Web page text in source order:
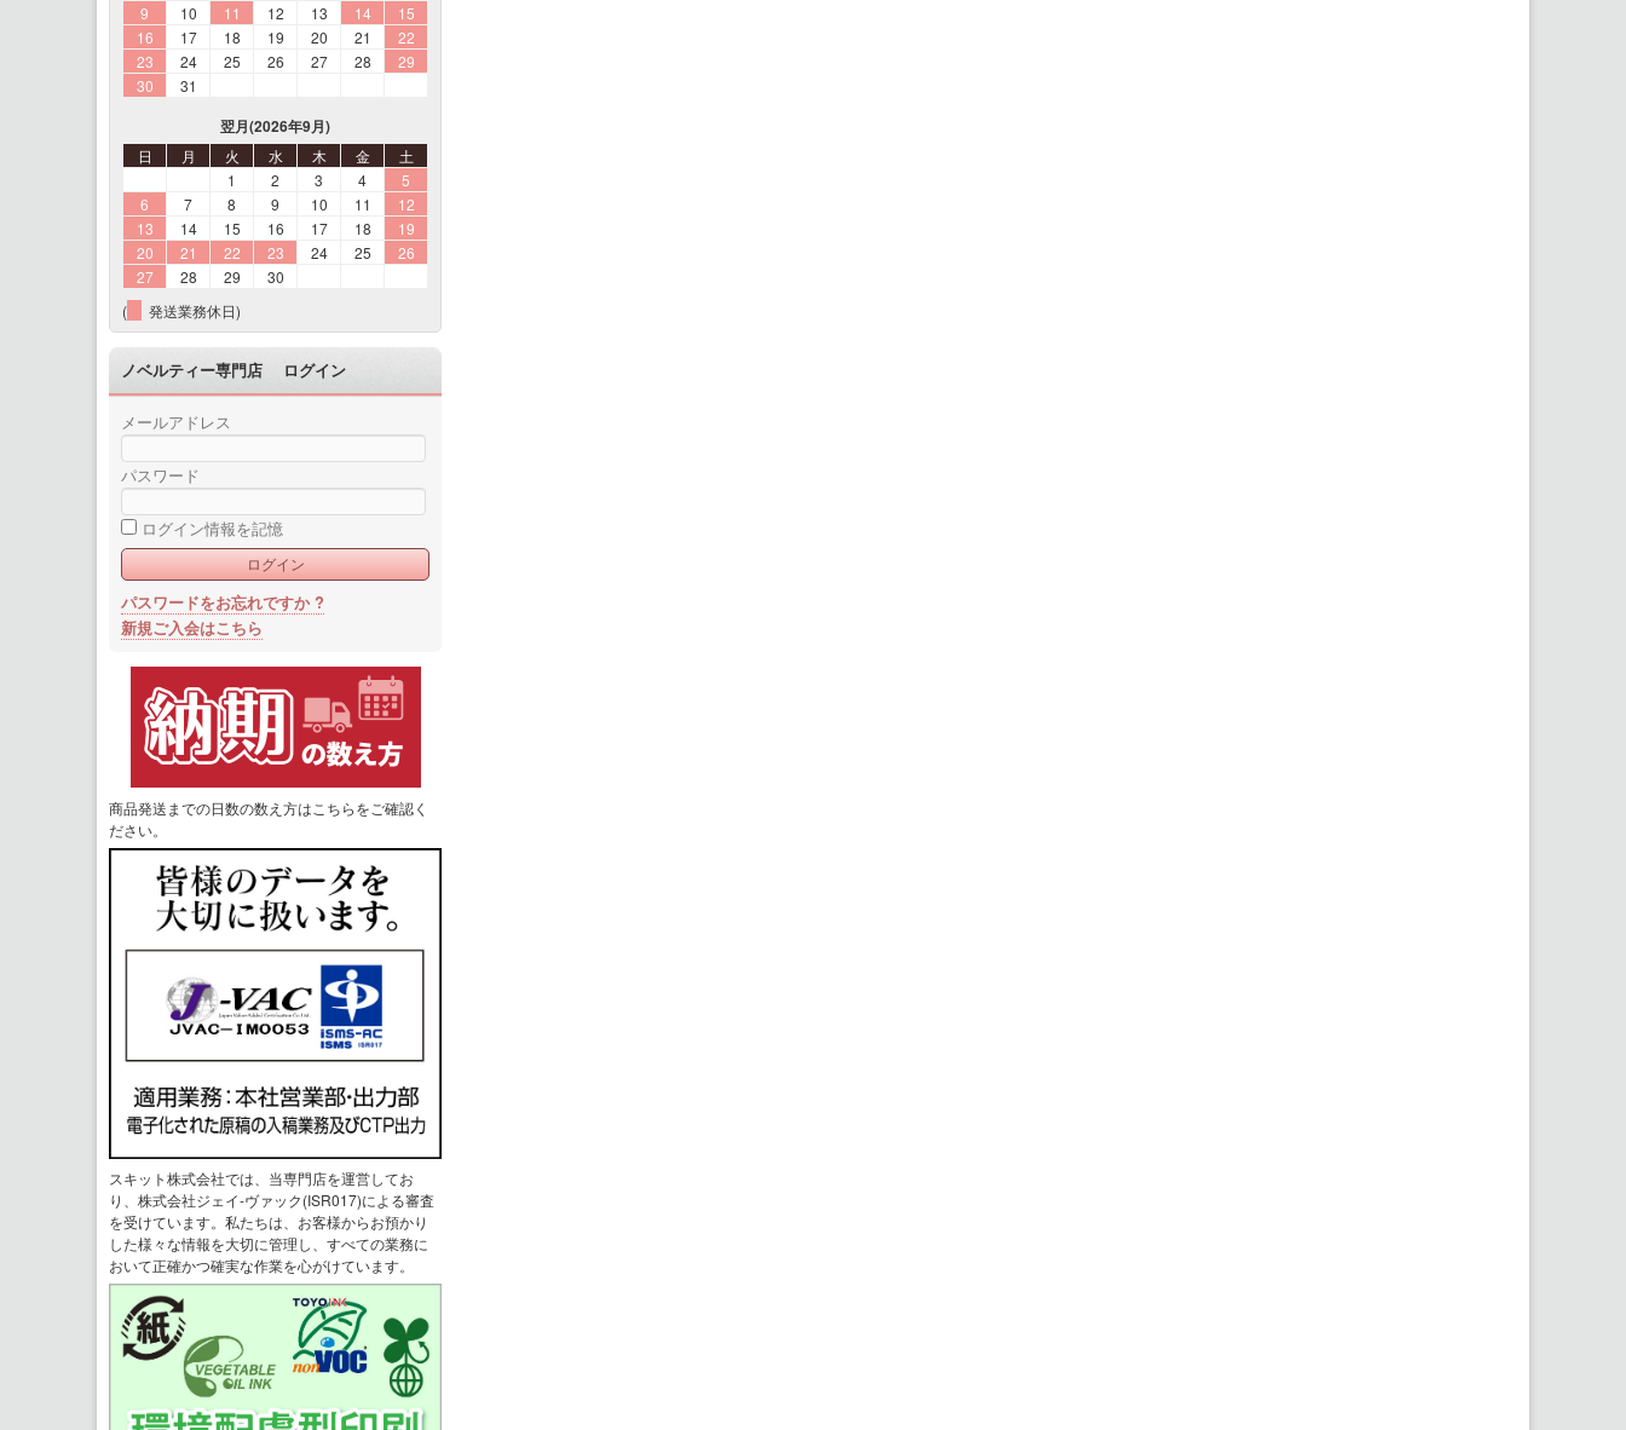
9 10 11 12 13 14
15
16
17 18 19 20 21
22
23
24 25 26 27 28
29
30
31
翌月(2026年9月)
日 月 火 水 木 金
土
1
2 3 4
5
6
7 8 9 10 11
12
13
14 15 16 17 18
19
20
21 22 23 24 25
26
27
28 29
30
(
発送業務休日)
ノベルティー専門店 ログイン
メールアドレス
パスワード
ログイン情報を記憶
パスワードをお忘れですか ?
新規ご入会はこちら
商品発送までの日数の数え方はこちらをご確認く
ださい。
スキット株式会社では、当専門店を運営してお
り、株式会社ジェイ-ヴァック(ISR017)による審査
を受けています。私たちは、お客様からお預かり
した様々な情報を大切に管理し、すべての業務に
おいて正確かつ確実な作業を心がけています。